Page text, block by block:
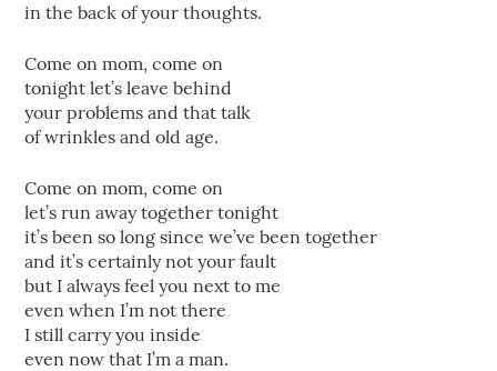
in the back of your thoughts.
Come on mom, come on
tonight let’s leave behind
your problems and that talk
of wrinkles and old age.
Come on mom, come on
let’s run away together tonight
it’s been so long since we’ve been together
and it’s certainly not your fault
but I always feel you next to me
even when I’m not there
I still carry you inside
even now that I’m a man.